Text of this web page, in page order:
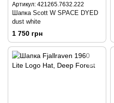
Артикул: 421265.7632.222
Шапка Scott W SPACE DYED
dust white
1 750 грн